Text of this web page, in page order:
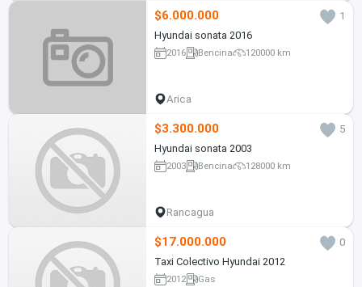
$6.000.000
1
Hyundai sonata 2016
2016 Bencina 120000 km
Arica
$3.300.000
5
Hyundai sonata 2003
2003 Bencina 128000 km
Rancagua
$17.000.000
0
Taxi Colectivo Hyundai 2012
2012 Gas